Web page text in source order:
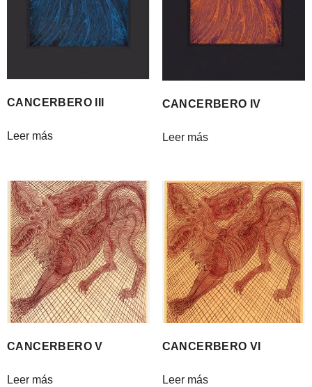
CANCERBERO III
Leer más
CANCERBERO IV
Leer más
CANCERBERO V
Leer más
CANCERBERO VI
Leer más